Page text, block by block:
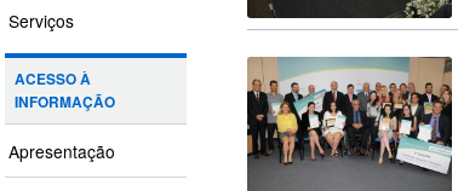
Serviços
ACESSO À
INFORMAÇÃO
Apresentação